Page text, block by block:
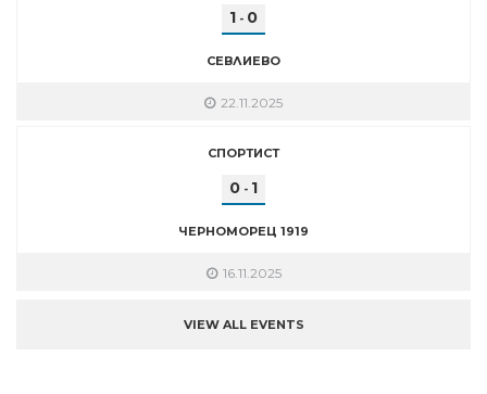
1 - 0
СЕВЛИЕВО
22.11.2025
СПОРТИСТ
0 - 1
ЧЕРНОМОРЕЦ 1919
16.11.2025
VIEW ALL EVENTS